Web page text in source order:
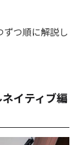
ずつ順に解説し
イティブ編